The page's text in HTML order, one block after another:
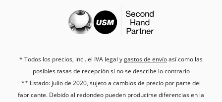
* Todos los precios, incl. el IVA legal ygastos de envíoasí como las
posibles tasas de recepción si no se describe lo contrario
** Estado: julio de 2020, sujeto a cambios de precio por parte del
fabricante. Debido al redondeo pueden producirse diferencias en la